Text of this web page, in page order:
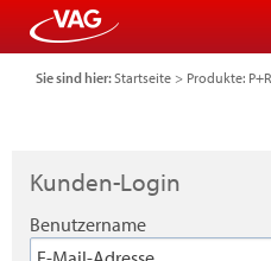
Tickets für Bus und Bahn
Parkberechtigung für P+R
FAQ
Sie sind hier:Startseite > Produkte:
Kunden-Login
Benutzername